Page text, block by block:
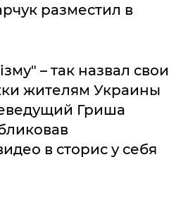
разместил в
– так назвал свои
жителям Украины
Гриша
в сторис у себя